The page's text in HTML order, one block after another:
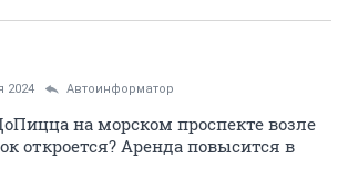
2024 Автоинформатор
на морском проспекте возле
откроется? Аренда повысится в